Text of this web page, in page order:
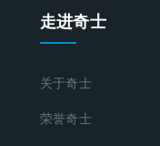
走进奇士
关于奇士
荣誉奇士